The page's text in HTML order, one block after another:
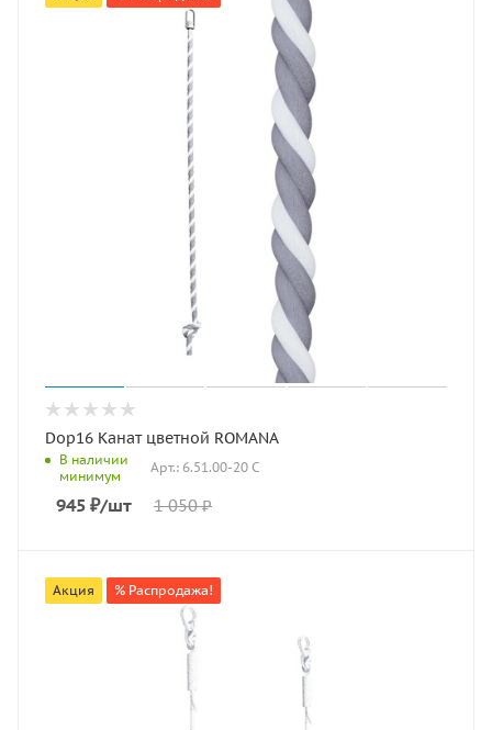
Dop16 Канат цветной ROMANA
В наличии
минимум
Арт.: 6.51.00-20 С
945 ₽/шт 1 050₽
Акция % Распродажа!